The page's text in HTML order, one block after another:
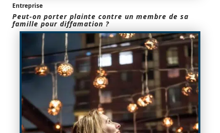
Entreprise
Peut-on porter plainte contre un membre de sa
famille pour diffamation ?